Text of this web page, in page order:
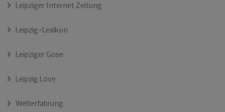
Leipziger Internet Zeitung
Leipzig-Lexikon
Leipziger Gose
Leipzig Love
Welterfahrung